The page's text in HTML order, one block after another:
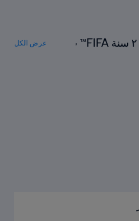
كأس العالم للشباب تحت ٢٠ سنة FIFA™ ت
عرض الكل